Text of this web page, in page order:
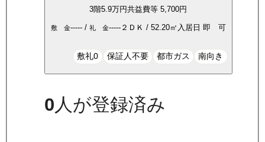
3階5.9万円共益費等5,700円
敷 金-----/ 礼 金-----２ＤＫ / 52.20㎡ 入居日 即 可
敷礼0 保証人不要 都市ガス 南向き
0 人が登録済み